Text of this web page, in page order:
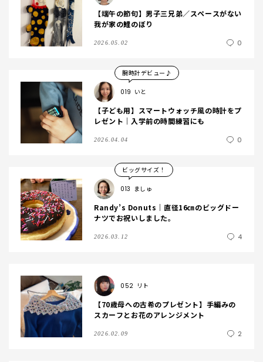
【端午の節句】男子三兄弟／スペースがない
我が家の鯉のぼり
2026.05.02 0
019 いと
腕時計デビュー♪
【子ども用】スマートウォッチ風の時計をプ
レゼント｜入学前の時間練習にも
2026.04.04 0
013 ましゅ
ビッグサイズ！
Randy’s Donuts｜直径16㎝のビッグドー
ナツでお祝いしました。
2026.03.12 4
052 リト
【70歳母への古希のプレゼント】手編みの
スカーフとお花のアレンジメント
2026.02.09 2